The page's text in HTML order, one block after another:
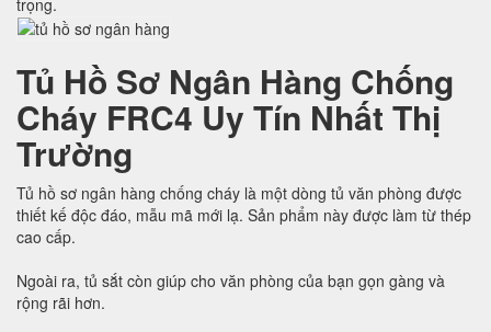
trọng.
Tủ Hồ Sơ Ngân Hàng Chống
Cháy FRC4 Uy Tín Nhất Thị
Trường
Tủ hồ sơ ngân hàng chống cháy là một dòng tủ văn phòng được
thiết kế độc đáo, mẫu mã mới lạ. Sản phẩm này được làm từ thép
cao cấp.
Ngoài ra, tủ sắt còn giúp cho văn phòng của bạn gọn gàng và
rộng rãi hơn.